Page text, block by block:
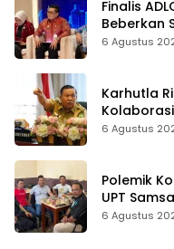
Finalis
Beberkan
6 Agustus
Karhutla
6 Agustus
Polemik
UPT
6 Agustus